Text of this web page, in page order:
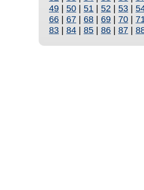
49 | 50 | 51 | 52 | 53 |
66 | 67 | 68 | 69 | 70 |
83 | 84 | 85 | 86 | 87 |